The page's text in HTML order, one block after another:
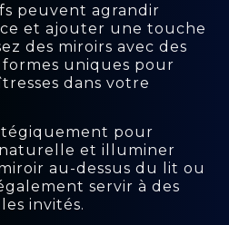
peuvent agrandir
et ajouter une touche
des miroirs avec des
uniques pour
dans votre
pour
et illuminer
au-dessus du lit ou
servir à des
invités.